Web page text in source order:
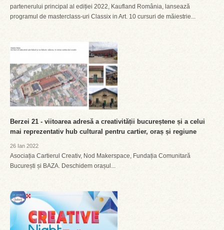
partenerului principal al ediției 2022, Kaufland România, lansează
programul de masterclass-uri Classix in Art. 10 cursuri de măiestrie...
Berzei 21 - viitoarea adresă a creativității bucureștene și a celui
mai reprezentativ hub cultural pentru cartier, oraș și regiune
26 Ian 2022
Asociația Cartierul Creativ, Nod Makerspace, Fundația Comunitară
București și BAZA. Deschidem orașul...